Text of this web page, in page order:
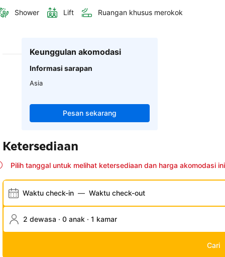
Shower Lift Ruangan khusus merokok
Keunggulan akomodasi
Informasi sarapan
Asia
Pesan sekarang
Ketersediaan
Pilih tanggal untuk melihat ketersediaan dan harga akomodasi ini
Waktu check-in — Waktu check-out
2 dewasa · 0 anak · 1 kamar
Cari